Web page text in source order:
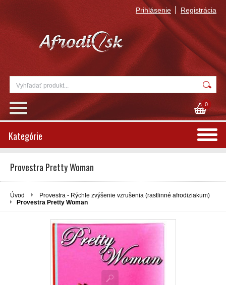
Prihlásenie Registrácia
0
Kategórie
Provestra Pretty Woman
Úvod
Provestra - Rýchle zvýšenie vzrušenia (rastlinné afrodiziakum)
Provestra Pretty Woman